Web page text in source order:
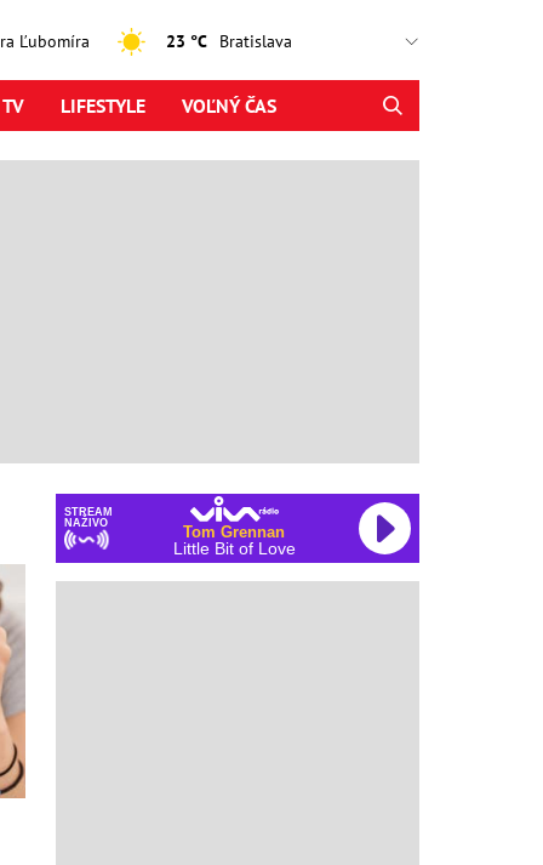
Ľubomíra 23 °C
LIFESTYLE VOĽNÝ ČAS
STREAM
NAŽIVO
Tom Grennan
Little Bit of Love